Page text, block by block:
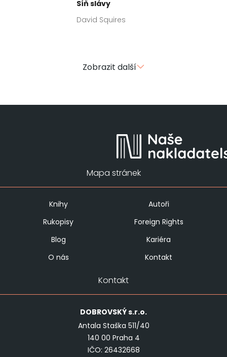
Síň slávy
David Squires
Zobrazit další
Mapa stránek
Knihy
Autoři
Rukopisy
Foreign Rights
Blog
Kariéra
O nás
Kontakt
Kontakt
DOBROVSKÝs.r.o.
Antala Staška 511/40
140 00 Praha 4
IČO: 26432668